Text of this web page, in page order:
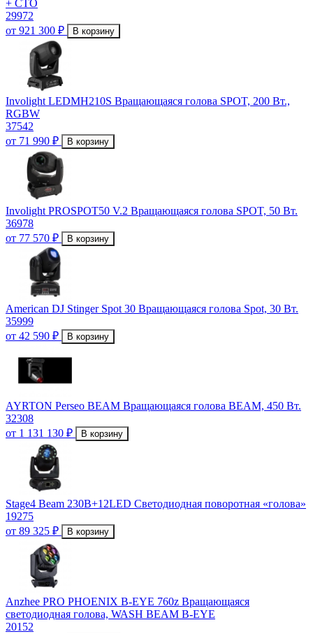
+ CTO
29972
от 921 300 ₽
В корзину
Involight LEDMH210S Вращающаяся голова SPOT, 200 Вт.,
RGBW
37542
от 71 990 ₽
В корзину
Involight PROSPOT50 V.2 Вращающаяся голова SPOT, 50 Вт.
36978
от 77 570 ₽
В корзину
American DJ Stinger Spot 30 Вращающаяся голова Spot, 30 Вт.
35999
от 42 590 ₽
В корзину
AYRTON Perseo BEAM Вращающаяся голова BEAM, 450 Вт.
32308
от 1 131 130 ₽
В корзину
Stage4 Beam 230B+12LED Светодиодная поворотная «голова»
19275
от 89 325 ₽
В корзину
Anzhee PRO PHOENIX B-EYE 760z Вращающаяся
светодиодная голова, WASH BEAM B-EYE
20152